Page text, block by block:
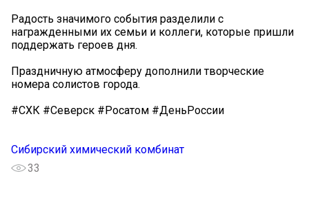
Радость значимого события разделили с
награжденными их семьи и коллеги, которые пришли
поддержать героев дня.
Праздничную атмосферу дополнили творческие
номера солистов города.
#СХК #Северск #Росатом #ДеньРоссии
Сибирский химический комбинат
33